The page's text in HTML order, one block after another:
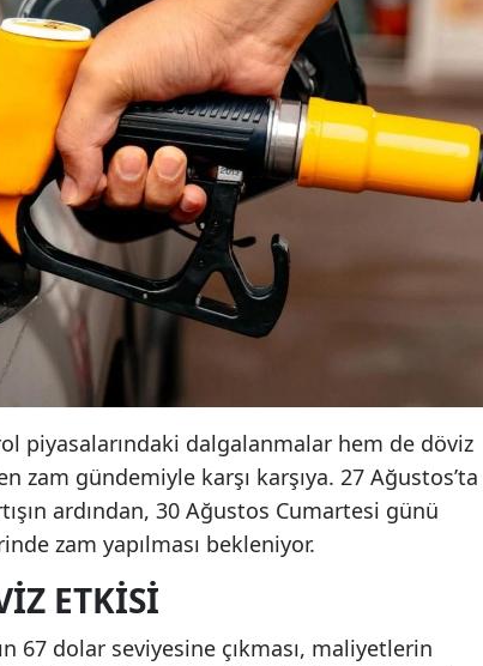
piyasalarındaki dalgalanmalar hem de döviz
zam gündemiyle karşı karşıya. 27 Ağustos’ta
ardından, 30 Ağustos Cumartesi günü
zam yapılması bekleniyor.
ETKISI
67 dolar seviyesine çıkması, maliyetlerin